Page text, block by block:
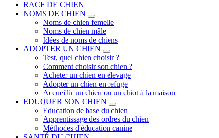
RACE DE CHIEN
NOMS DE CHIEN
Noms de chien femelle
Noms de chien mâle
Idées de noms de chiens
ADOPTER UN CHIEN
Test, quel chien choisir ?
Comment choisir son chien ?
Acheter un chien en élevage
Adopter un chien en refuge
Accueillir un chien ou un chiot à la maison
EDUQUER SON CHIEN
Education de base du chien
Apprentissage des ordres du chien
Méthodes d'éducation canine